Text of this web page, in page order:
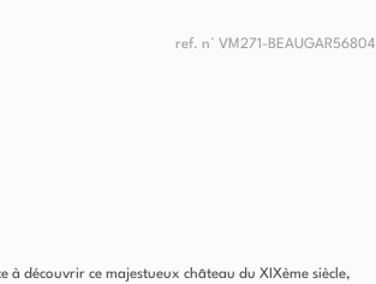
ref. n° VM271-BEAUGAR56804
à découvrir ce majestueux château du XIXème siècle,